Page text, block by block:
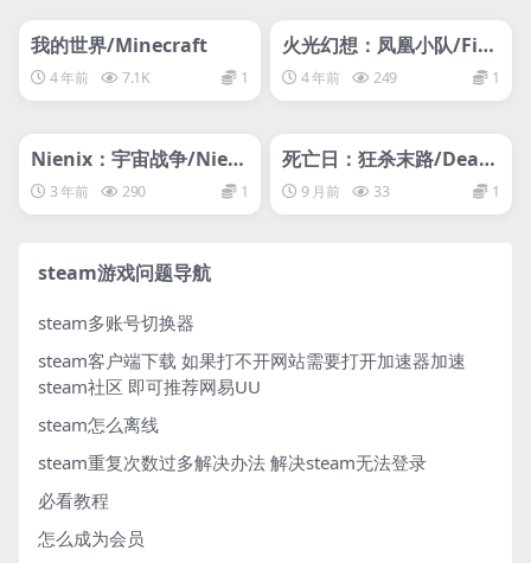
网盘下载游戏
我的世界/Minecraft
4 年前 7.1K 1
网盘下载游戏
火光幻想：凤凰小队/Fire
light Fantasy: Phoenix
Crew
4 年前 249 1
网盘下载游戏
Nienix：宇宙战争/Nieni
x: Cosmic Warfare
3 年前 290 1
网盘下载游戏
死亡日：狂杀末路/Deadl
y Days: Roadtrip
9 月前 33 1
steam游戏问题导航
steam多账号切换器
steam客户端下载 如果打不开网站需要打开加速器加速
steam社区 即可推荐网易UU
steam怎么离线
steam重复次数过多解决办法 解决steam无法登录
必看教程
怎么成为会员